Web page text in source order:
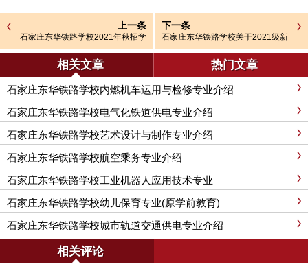
上一条
石家庄东华铁路学校2021年秋招学
下一条
石家庄东华铁路学校关于2021级新
相关文章 热门文章
石家庄东华铁路学校内燃机车运用与检修专业介绍
石家庄东华铁路学校电气化铁道供电专业介绍
石家庄东华铁路学校艺术设计与制作专业介绍
石家庄东华铁路学校航空乘务专业介绍
石家庄东华铁路学校工业机器人应用技术专业
石家庄东华铁路学校幼儿保育专业(原学前教育)
石家庄东华铁路学校城市轨道交通供电专业介绍
相关评论